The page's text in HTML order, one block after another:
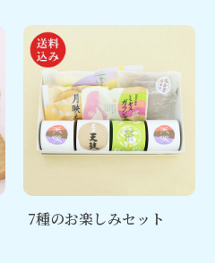
7種のお楽しみセット